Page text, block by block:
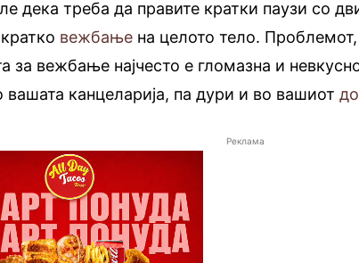
дека треба да правите кратки паузи со
вежбање на целото тело.
за вежбање најчесто е гломазна и
вашата канцеларија, па дури и во вашиот
Реклама